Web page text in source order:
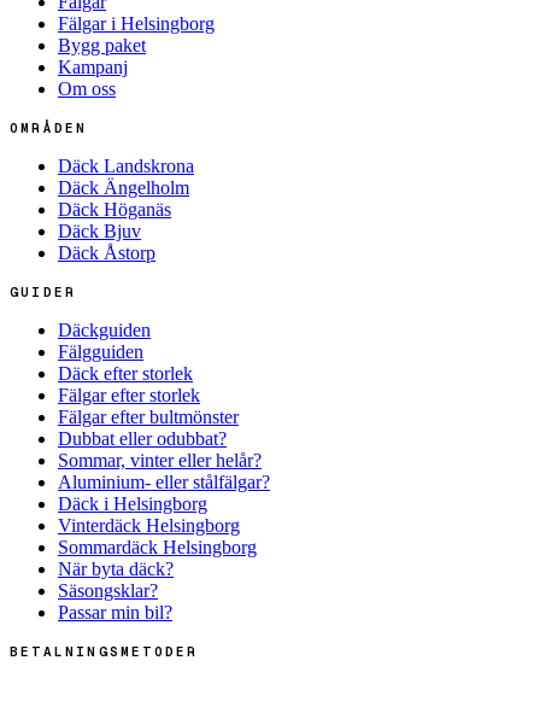
Fälgar i Helsingborg
Bygg paket
Kampanj
Om oss
OMRÅDEN
Däck Landskrona
Däck Ängelholm
Däck Höganäs
Däck Bjuv
Däck Åstorp
GUIDER
Däckguiden
Fälgguiden
Däck efter storlek
Fälgar efter storlek
Fälgar efter bultmönster
Dubbat eller odubbat?
Sommar, vinter eller helår?
Aluminium- eller stålfälgar?
Däck i Helsingborg
Vinterdäck Helsingborg
Sommardäck Helsingborg
När byta däck?
Säsongsklar?
Passar min bil?
BETALNINGSMETODER